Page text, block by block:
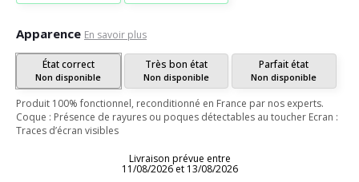
Apparence En savoir plus
État correct
Non disponible
Très bon état
Non disponible
Parfait état
Non disponible
Produit 100% fonctionnel, reconditionné en France par nos experts.
Coque : Présence de rayures ou poques détectables au toucher Ecran :
Traces d’écran visibles
Livraison prévue entre
11/08/2026 et 13/08/2026